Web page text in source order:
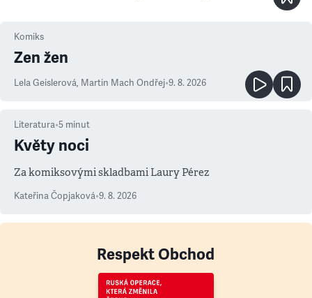
Komiks
Zen žen
Lela Geislerová, Martin Mach Ondřej•9. 8. 2026
Literatura•5 minut
Květy noci
Za komiksovými skladbami Laury Pérez
Kateřina Čopjaková•9. 8. 2026
Respekt Obchod